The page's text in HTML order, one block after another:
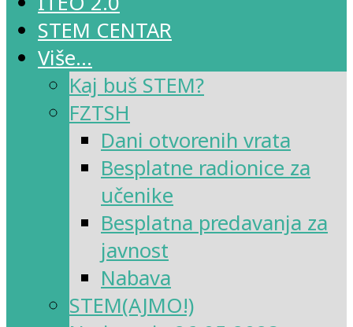
STEM CENTAR
Više…
Kaj buš STEM?
FZTSH
Dani otvorenih vrata
Besplatne radionice za
učenike
Besplatna predavanja za
javnost
Nabava
STEM(AJMO!)